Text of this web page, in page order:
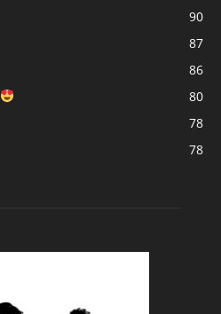
90
87
86
80
78
78